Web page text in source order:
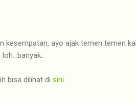
kesempatan, ayo ajak temen temen
bisa dilihat di sini